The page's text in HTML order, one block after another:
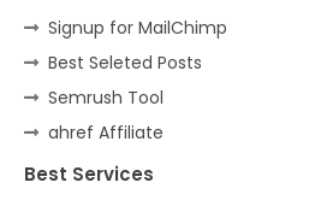
Signup for MailChimp
Best Seleted Posts
Semrush Tool
ahref Affiliate
Best Services